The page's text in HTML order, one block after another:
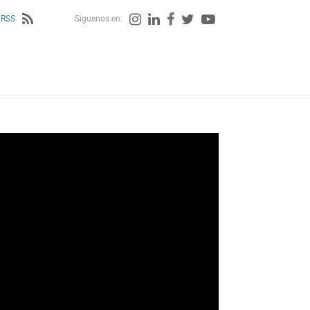
Siguenos en: